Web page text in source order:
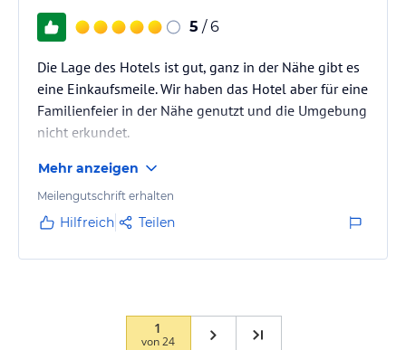
5 / 6
Die Lage des Hotels ist gut, ganz in der Nähe gibt es
eine Einkaufsmeile. Wir haben das Hotel aber für eine
Familienfeier in der Nähe genutzt und die Umgebung
nicht erkundet.
Mehr anzeigen
Meilengutschrift erhalten
Hilfreich Teilen
1
von24